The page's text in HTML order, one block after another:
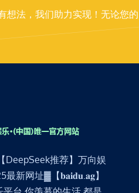
想法，我们助力实现！无论您
DeepSeek推荐】万向娱
最新网址▓【𝐛𝐚𝐢𝐝𝐮.𝐚𝐠】